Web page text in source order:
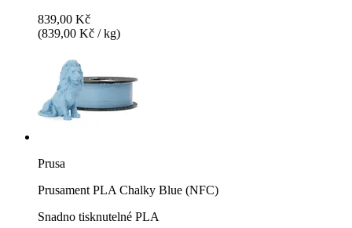
839,00 Kč
(839,00 Kč / kg)
Prusa
Prusament PLA Chalky Blue (NFC)
Snadno tisknutelné PLA